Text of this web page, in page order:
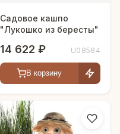
Садовое кашпо
"Лукошко из бересты"
14 622 ₽ U08584
В корзину